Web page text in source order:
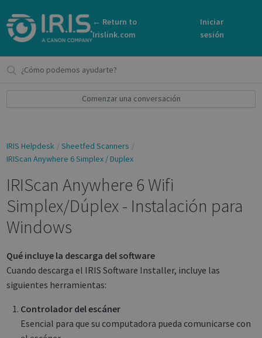
← Return to
Irislink.com
Iniciar
sesión
Comenzar una conversación
IRIS Helpdesk
Sheetfed Scanners
IRIScan Anywhere 6 Simplex / Duplex
IRIScan Anywhere 6 Wifi
Simplex/Dúplex - Instalación para
Windows
Qué incluye la descarga del software
Cuando descarga el IRIS Software Installer, incluye las
siguientes herramientas:
Controlador del escáner
Esencial para que su computadora pueda comunicarse con